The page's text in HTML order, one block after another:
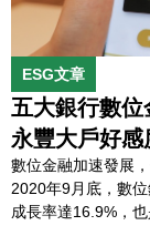
ESG文章
五大銀行數位
永豐大戶好感
數位金融加速發展
2020年9月底，數
成長率達16.9%，